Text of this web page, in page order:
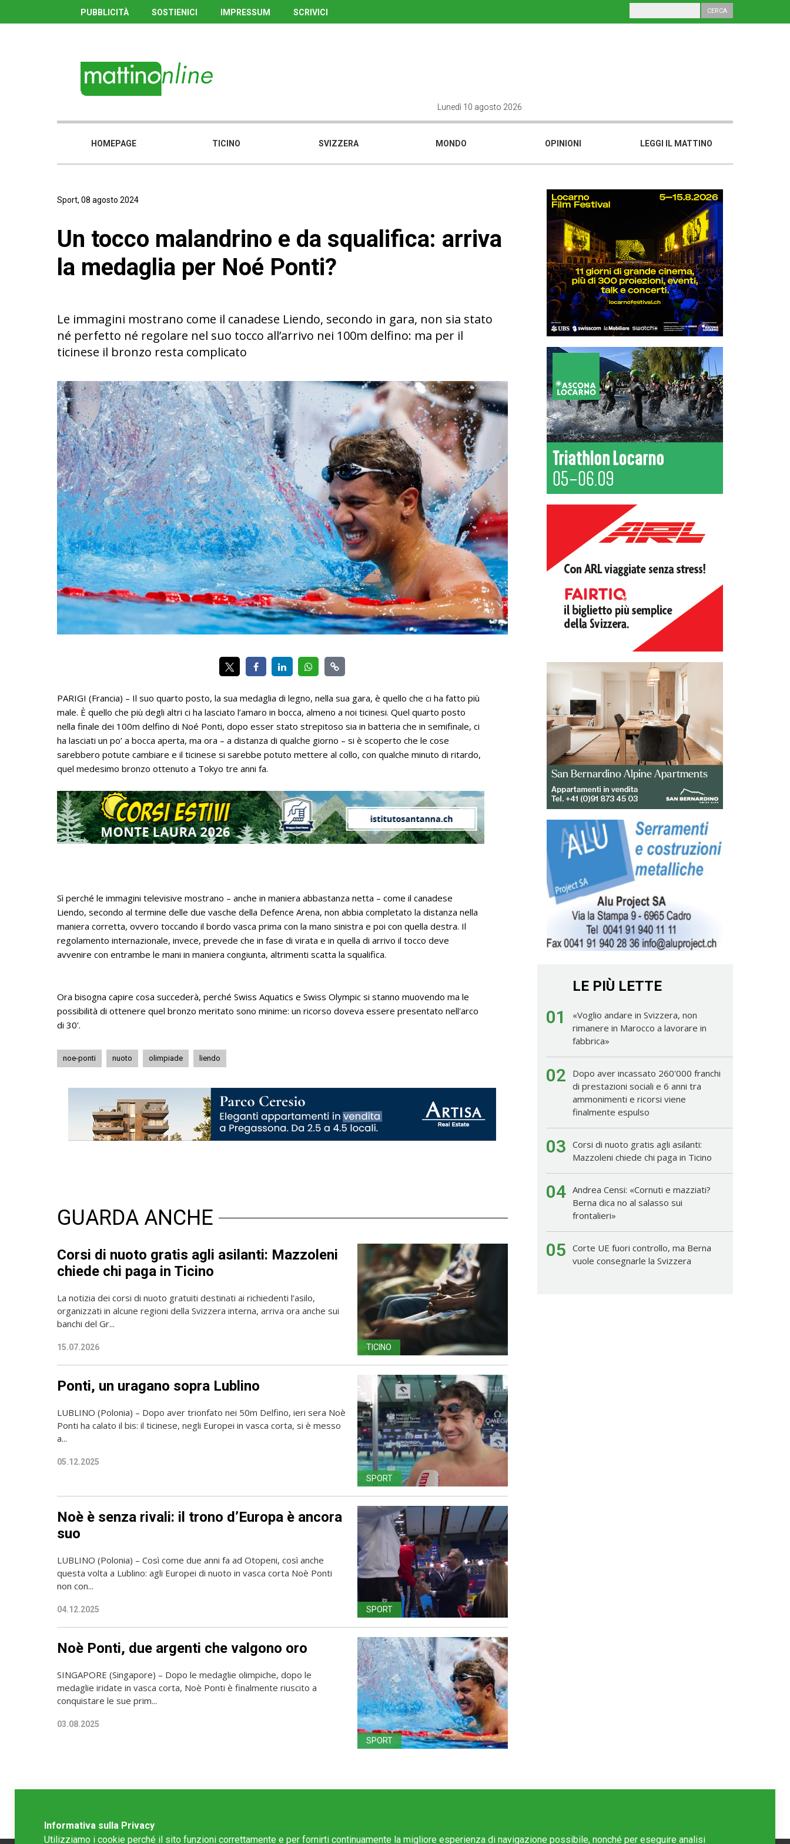
PUBBLICITÀ SOSTIENICI IMPRESSUM SCRIVICI
Lunedì 10 agosto 2026
HOMEPAGE TICINO SVIZZERA MONDO OPINIONI LEGGI IL MATTINO
Sport, 08 agosto 2024
Un tocco malandrino e da squalifica: arriva
la medaglia per Noé Ponti?
Le immagini mostrano come il canadese Liendo, secondo in gara, non sia stato
né perfetto né regolare nel suo tocco all’arrivo nei 100m delfino: ma per il
ticinese il bronzo resta complicato
PARIGI (Francia) – Il suo quarto posto, la sua medaglia di legno, nella sua gara, è quello che ci ha fatto più
male. È quello che più degli altri ci ha lasciato l’amaro in bocca, almeno a noi ticinesi. Quel quarto posto
nella finale dei 100m delfino di Noé Ponti, dopo esser stato strepitoso sia in batteria che in semifinale, ci
ha lasciati un po’ a bocca aperta, ma ora – a distanza di qualche giorno – si è scoperto che le cose
sarebbero potute cambiare e il ticinese si sarebbe potuto mettere al collo, con qualche minuto di ritardo,
quel medesimo bronzo ottenuto a Tokyo tre anni fa.
Sì perché le immagini televisive mostrano – anche in maniera abbastanza netta – come il canadese
Liendo, secondo al termine delle due vasche della Defence Arena, non abbia completato la distanza nella
maniera corretta, ovvero toccando il bordo vasca prima con la mano sinistra e poi con quella destra. Il
regolamento internazionale, invece, prevede che in fase di virata e in quella di arrivo il tocco deve
avvenire con entrambe le mani in maniera congiunta, altrimenti scatta la squalifica.
Ora bisogna capire cosa succederà, perché Swiss Aquatics e Swiss Olympic si stanno muovendo ma le
possibilità di ottenere quel bronzo meritato sono minime: un ricorso doveva essere presentato nell'arco
di 30'.
noe-ponti nuoto olimpiade liendo
GUARDA ANCHE
Corsi di nuoto gratis agli asilanti: Mazzoleni
chiede chi paga in Ticino
La notizia dei corsi di nuoto gratuiti destinati ai richiedenti l’asilo,
organizzati in alcune regioni della Svizzera interna, arriva ora anche sui
banchi del Gr...
15.07.2026 TICINO
Ponti, un uragano sopra Lublino
LUBLINO (Polonia) – Dopo aver trionfato nei 50m Delfino, ieri sera Noè
Ponti ha calato il bis: il ticinese, negli Europei in vasca corta, si è messo
a...
05.12.2025
SPORT
Noè è senza rivali: il trono d’Europa è ancora
suo
LUBLINO (Polonia) – Così come due anni fa ad Otopeni, così anche
questa volta a Lublino: agli Europei di nuoto in vasca corta Noè Ponti
non con...
04.12.2025 SPORT
Noè Ponti, due argenti che valgono oro
SINGAPORE (Singapore) – Dopo le medaglie olimpiche, dopo le
medaglie iridate in vasca corta, Noè Ponti è finalmente riuscito a
conquistare le sue prim...
03.08.2025
SPORT
LE PIÙ LETTE
01
«Voglio andare in Svizzera, non
rimanere in Marocco a lavorare in
fabbrica»
02
Dopo aver incassato 260'000 franchi
di prestazioni sociali e 6 anni tra
ammonimenti e ricorsi viene
finalmente espulso
03 Corsi di nuoto gratis agli asilanti:
Mazzoleni chiede chi paga in Ticino
04 Andrea Censi: «Cornuti e mazziati?
Berna dica no al salasso sui
frontalieri»
05 Corte UE fuori controllo, ma Berna
vuole consegnarle la Svizzera
Informativa sulla Privacy
Utilizziamo i cookie perché il sito funzioni correttamente e per fornirti continuamente la migliore esperienza di navigazione possibile, nonché per eseguire analisi